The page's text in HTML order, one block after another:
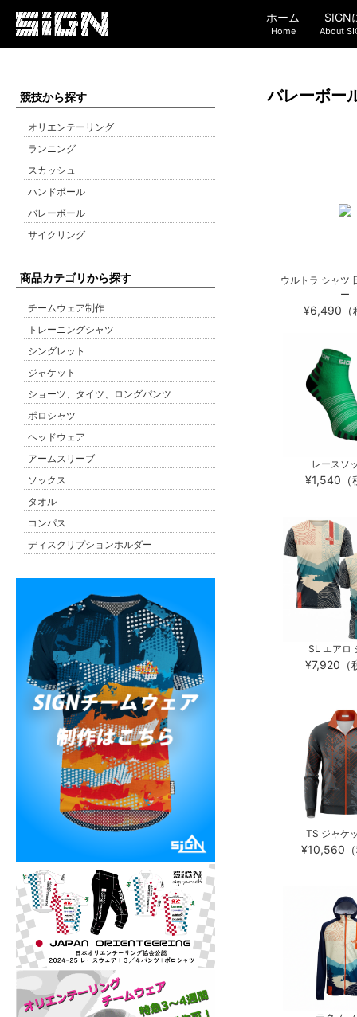
ホーム
Home
SIGN
About
競技から探す
オリエンテーリング
ランニング
スカッシュ
ハンドボール
バレーボール
サイクリング
商品カテゴリから探す
チームウェア制作
トレーニングシャツ
シングレット
ジャケット
ショーツ、タイツ、ロングパンツ
ポロシャツ
ヘッドウェア
アームスリーブ
ソックス
タオル
コンパス
ディスクリプションホルダー
バレーボー
ウルトラ シャツ
ー
¥6,490（
レースソ
¥1,540（
SL エアロ
¥7,920（
TS ジャケ
¥10,560